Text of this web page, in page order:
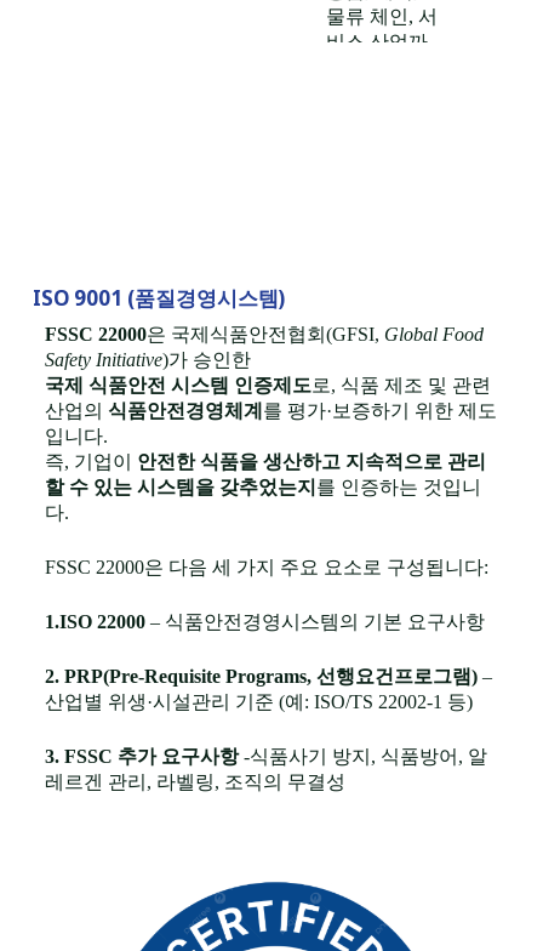
물류 체인, 서
비스 산업까
에서 신뢰성
전략이 활발
히 활용됩니
ISO 9001 (품질경영시스템)
FSSC 22000은 국제식품안전협회(GFSI, Global Food
Safety Initiative)가 승인한
국제 식품안전 시스템 인증제도로, 식품 제조 및 관련
산업의 식품안전경영체계 를 평가·보증하기 위한 제도
입니다.
즉, 기업이 안전한 식품을 생산하고 지속적으로 관리
할 수 있는 시스템을 갖추었는지 를 인증하는 것입니
다.
FSSC 22000은 다음 세 가지 주요 요소로 구성됩니다:
1.ISO 22000– 식품안전경영시스템의 기본 요구사항
2. PRP(Pre-Requisite Programs, 선행요건프로그램)–
산업별 위생·시설관리 기준 (예: ISO/TS 22002-1 등)
3. FSSC 추가 요구사항-식품사기 방지, 식품방어, 알
레르겐 관리, 라벨링, 조직의 무결성